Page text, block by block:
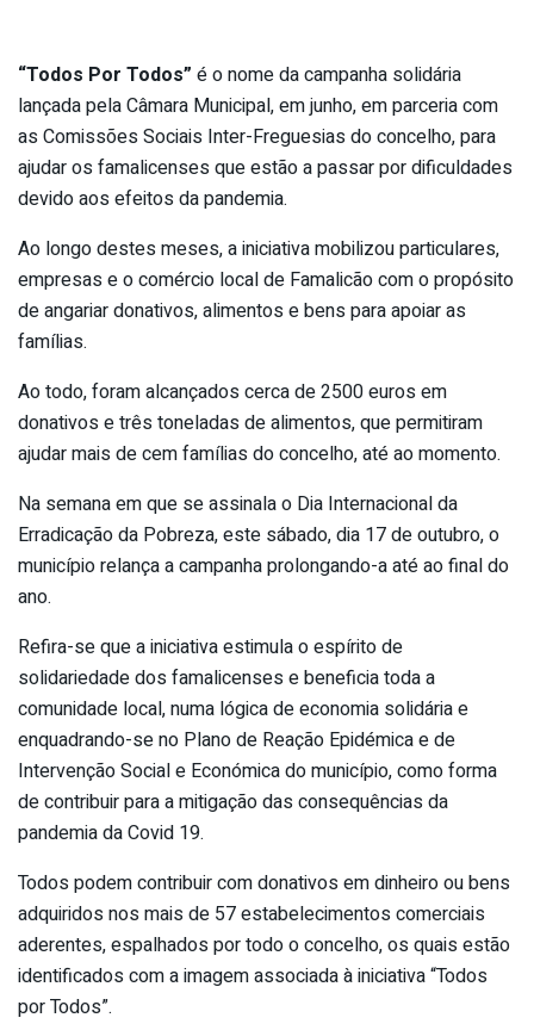
“Todos Por Todos” é o nome da campanha solidária
lançada pela Câmara Municipal, em junho, em parceria com
as Comissões Sociais Inter-Freguesias do concelho, para
ajudar os famalicenses que estão a passar por dificuldades
devido aos efeitos da pandemia.
Ao longo destes meses, a iniciativa mobilizou particulares,
empresas e o comércio local de Famalicão com o propósito
de angariar donativos, alimentos e bens para apoiar as
famílias.
Ao todo, foram alcançados cerca de 2500 euros em
donativos e três toneladas de alimentos, que permitiram
ajudar mais de cem famílias do concelho, até ao momento.
Na semana em que se assinala o Dia Internacional da
Erradicação da Pobreza, este sábado, dia 17 de outubro, o
município relança a campanha prolongando-a até ao final do
ano.
Refira-se que a iniciativa estimula o espírito de
solidariedade dos famalicenses e beneficia toda a
comunidade local, numa lógica de economia solidária e
enquadrando-se no Plano de Reação Epidémica e de
Intervenção Social e Económica do município, como forma
de contribuir para a mitigação das consequências da
pandemia da Covid 19.
Todos podem contribuir com donativos em dinheiro ou bens
adquiridos nos mais de 57 estabelecimentos comerciais
aderentes, espalhados por todo o concelho, os quais estão
identificados com a imagem associada à iniciativa “Todos
por Todos”.